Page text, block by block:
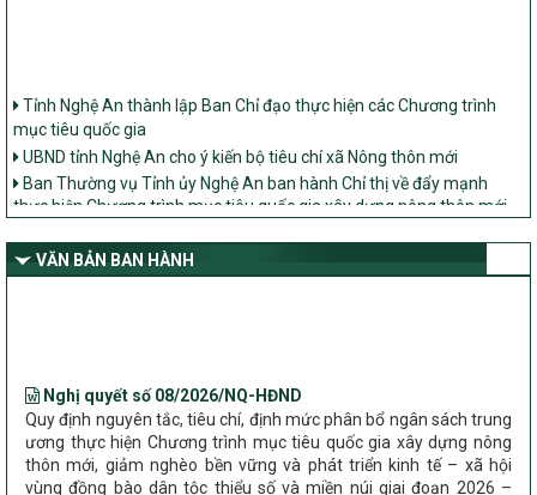
Tỉnh Nghệ An thành lập Ban Chỉ đạo thực hiện các Chương trình
mục tiêu quốc gia
UBND tỉnh Nghệ An cho ý kiến bộ tiêu chí xã Nông thôn mới
Ban Thường vụ Tỉnh ủy Nghệ An ban hành Chỉ thị về đẩy mạnh
thực hiện Chương trình mục tiêu quốc gia xây dựng nông thôn mới,
giảm nghèo bền vững và phát triển kinh tế – xã hội vùng đồng bào
dân tộc thiểu số và miền núi giai đoạn 2026 – 2030 trên địa bàn tỉnh
Nghệ An
VĂN BẢN BAN HÀNH
Quy định nguyên tắc, tiêu chí, định mức phân bổ ngân sách trung
ương thực hiện Chương trình mục tiêu quốc gia xây dựng nông
thôn mới, giảm nghèo bền vững và phát triển kinh tế – xã hội
vùng đồng bào dân tộc thiểu số và miền núi giai đoạn 2026 –
2030 trên địa bàn tỉnh Nghệ An